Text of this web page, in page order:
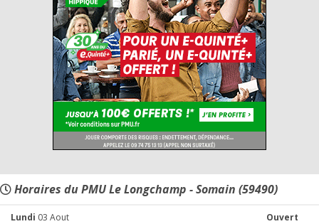
Horaires du PMU Le Longchamp - Somain (59490)
Lundi 03 Aout Ouvert